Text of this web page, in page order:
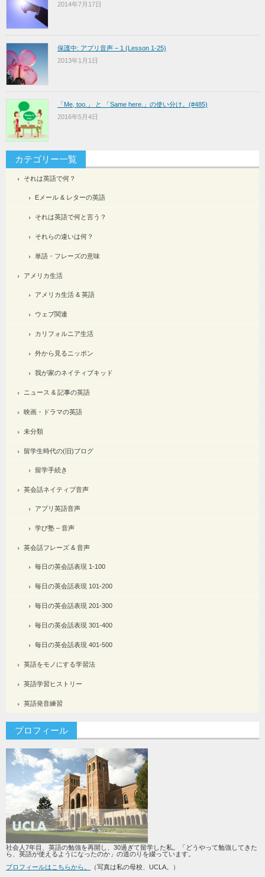
2014年7月17日
保護中: アプリ音声 – 1 (Lesson 1-25)
2013年1月1日
「Me, too.」 と 「Same here.」の使い分け。(#485)
2016年5月4日
カテゴリー一覧
それは英語で何？
Eメール & レターの英語
それは英語で何と言う？
それらの違いは何？
単語・フレーズの意味
アメリカ生活
アメリカ生活 & 英語
ウェブ関連
カリフォルニア生活
外から見るニッポン
我が家のネイティブキッド
ニュース & 記事の英語
映画・ドラマの英語
未分類
留学生時代の(旧)ブログ
留学手続き
英会話ネイティブ音声
アプリ英語音声
学び塾 – 音声
英会話フレーズ & 音声
毎日の英会話表現 1-100
毎日の英会話表現 101-200
毎日の英会話表現 201-300
毎日の英会話表現 301-400
毎日の英会話表現 401-500
英語をモノにする学習法
英語学習ヒストリー
英語発音練習
プロフィール
社会人7年目、英語の勉強を再開し、30過ぎて留学した私。「どうやって勉強してきた
ら、英語が使えるようになったのか」の道のりを綴っています。
プロフィールはこちらから。
（写真は私の母校、UCLA。）